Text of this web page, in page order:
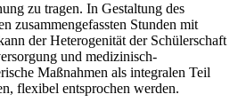
zu tragen. In Gestaltung des
zusammengefassten Stunden mit
der Heterogenität der Schülerschaft
und medizinisch-
Maßnahmen als integralen Teil
flexibel entsprochen werden.